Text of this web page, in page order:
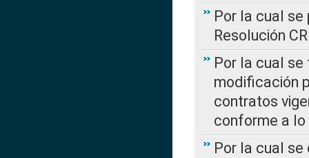
Por la cual
Resolución
Por la cual
modificación
contratos
conforme a lo
Por la cual se